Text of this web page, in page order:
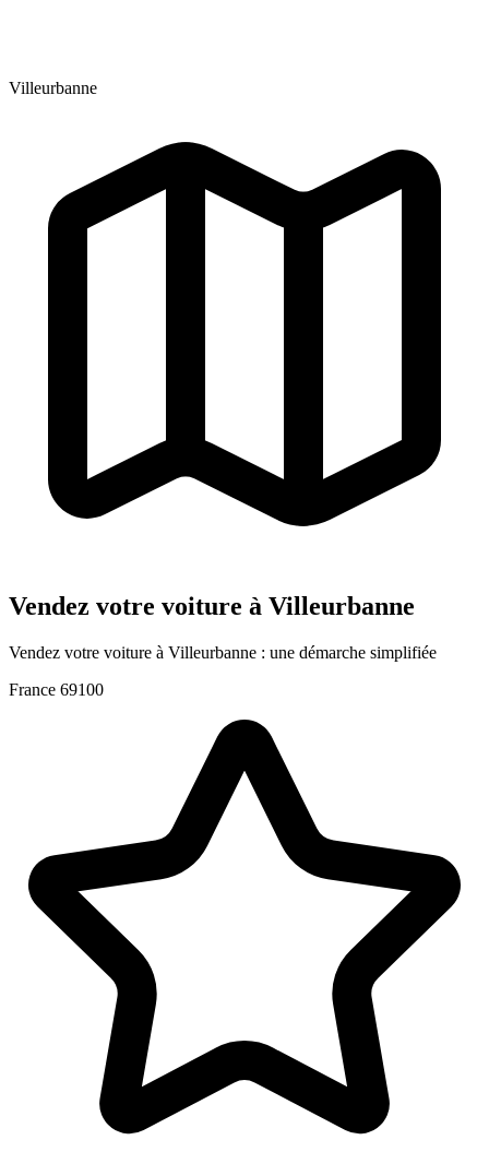
Villeurbanne
Vendez votre voiture à Villeurbanne
Vendez votre voiture à Villeurbanne : une démarche simplifiée
France 69100